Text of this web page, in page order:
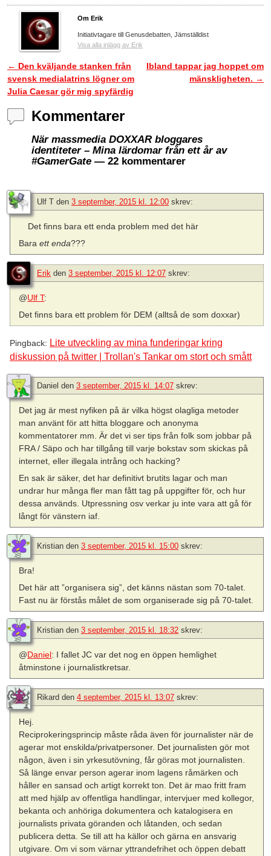
Om Erik
Initiativtagare till Genusdebatten, Jämställdist
Visa alla inlägg av Erik
Inläggsnavigering
← Den kväljande stanken från
svensk medialatrins lögner om
Julia Caesar gör mig spyfärdig
Ibland tappar jag hoppet om
mänskligheten. →
Kommentarer
När massmedia DOXXAR bloggares
identiteter – Mina lärdomar från ett år av
#GamerGate — 22 kommentarer
Ulf T den 3 september, 2015 kl. 12:00 skrev:
Det finns bara ett enda problem med det här
Baraett enda???
Erik den 3 september, 2015 kl. 12:07 skrev:
@Ulf T:
Det finns bara ett problem för DEM (alltså de som doxxar)
Pingback: Lite utveckling av mina funderingar kring
diskussion på twitter | Trollan's Tankar om stort och smått
Daniel den 3 september, 2015 kl. 14:07 skrev:
Det jag är mest nyfiken på är vilka högst olagliga metoder
man använt för att hitta bloggare och anonyma
kommentatorer mm. Är det vi ser tips från folk som jobbar på
FRA / Säpo och har tillgång till varje bokstav som skickas på
internet, eller illegala intrång och hacking?
En sak är säker, det har definitivt brutits lagar och man
undrar hur många fler man fått tag på uppgifter för, och hur
dessa används. Utpressning osv verkar ju inte vara att gå för
långt för vänstern iaf.
Kristian den 3 september, 2015 kl. 15:00 skrev:
Bra!
Det här att ”organisera sig”, det känns nästan som 70-talet.
Fast nu är förstås målet de som organiserade sig på 70-talet.
Kristian den 3 september, 2015 kl. 18:32 skrev:
@Daniel: I fallet JC var det nog en öppen hemlighet
åtminstone i journalistkretsar.
Rikard den 4 september, 2015 kl. 13:07 skrev:
Hej.
Reciprokeringsprincip måste råda även för journalister när de
agerar mot enskilda/privatpersoner. Det journalisten gör mot
någon, även i sin yrkesutövning, får göras mot journalisten.
Så länge envar person agerar inom lagens råmärken och
håller en sansad och artigt korrekt ton. Det är mao fritt fram
att med hjälp av offentliga handlingar, intervjuer med kollegor,
bekanta och anhöriga dokumentera och katalogisera en
journalists privata göranden och låtanden, och sedan
publicera detta. Se till att ha källor och gärna en ansvarig
utgivare. Om vi som värnar yttrandefrihet och öppen debatt